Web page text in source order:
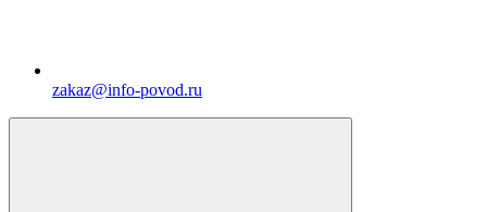
zakaz@info-povod.ru